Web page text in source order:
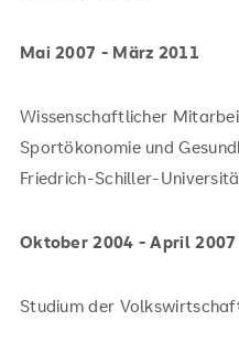
Mai 2007 - März 2011
Wissenschaftlicher
Sportökonomie und
Friedrich-Schiller-
Oktober 2004 - April 2007
Studium der